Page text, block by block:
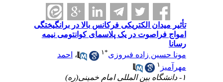
تأثیر میدان الکتریکی فرکانس بالا در برانگیختگی
امواج فراصوت در یک پلاسمای کوانتومی نیمه
رسانا
مونا حسین زاده فیروزی* ۱ ،احمد
مهرآمیز ۱